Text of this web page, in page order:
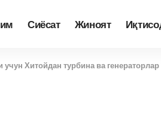
Сиёсат Жиноят
Хитойдан турбина ва